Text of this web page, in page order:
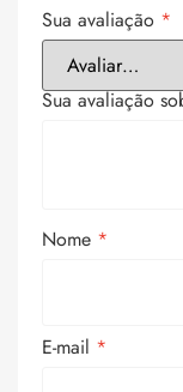
Sua avaliação *
Sua avaliação
Nome *
E-mail *